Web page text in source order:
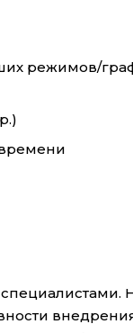
режимов/